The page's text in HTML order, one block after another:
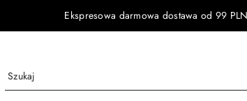
Ekspresowa darmowa dostawa od 99 PLN